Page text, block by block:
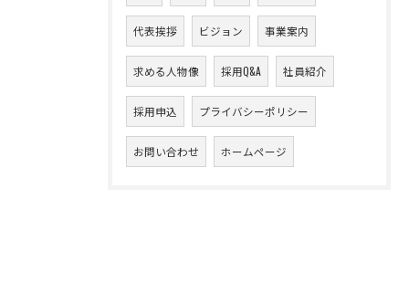
代表挨拶 ビジョン 事業案内
求める人物像 採用Q&A 社員紹介
採用申込 プライバシーポリシー
お問い合わせ ホームページ